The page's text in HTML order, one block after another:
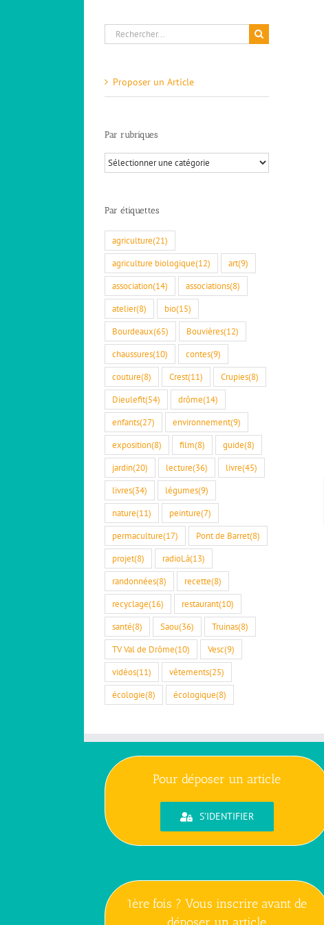
Rechercher:
Proposer un Article
Par rubriques
Par
rubriques
Par étiquettes
agriculture(21)
agriculture biologique(12) art(9)
association(14) associations(8)
atelier(8) bio(15)
Bourdeaux(65) Bouvières(12)
chaussures(10) contes(9)
couture(8) Crest(11) Crupies(8)
Dieulefit(54) drôme(14)
enfants(27) environnement(9)
exposition(8) film(8) guide(8)
jardin(20) lecture(36) livre(45)
livres(34) légumes(9)
nature(11) peinture(7)
permaculture(17) Pont de Barret(8)
projet(8) radioLà(13)
randonnées(8) recette(8)
recyclage(16) restaurant(10)
santé(8) Saou(36) Truinas(8)
TV Val de Drôme(10) Vesc(9)
vidéos(11) vêtements(25)
écologie(8) écologique(8)
Pour déposer un article
S'IDENTIFIER
1ère fois ? Vous inscrire avant de